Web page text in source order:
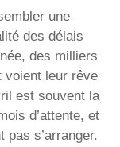
une
des délais
des milliers
voient leur rêve
est souvent la
d’attente, et
s’arranger.